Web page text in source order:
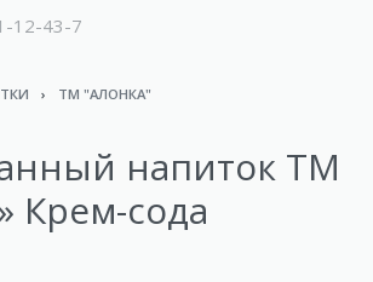
› ТМ "АЛОНКА"
напиток ТМ
Крем-сода